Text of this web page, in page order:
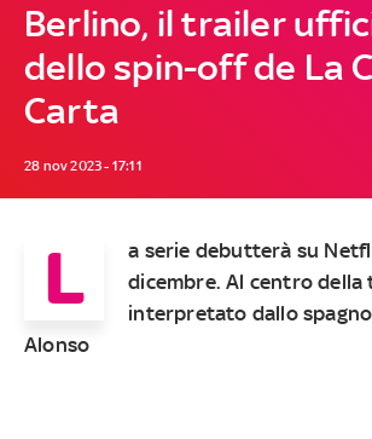
Berlino, il trailer
dello spin-off de La
Carta
28 nov 2023 - 17:11
L
a serie debutterà su
dicembre. Al centro della
interpretato dallo
Alonso